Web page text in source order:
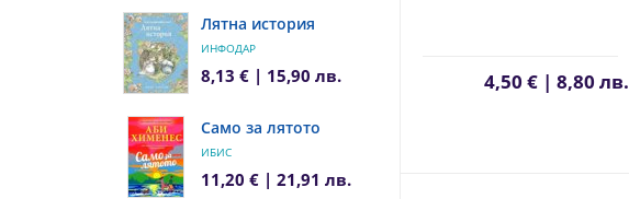
Лятна история
ИНФОДАР
8,13 € | 15,90 лв.
Само за лятото
ИБИС
11,20 € | 21,91 лв.
4,50 € | 8,80 лв.